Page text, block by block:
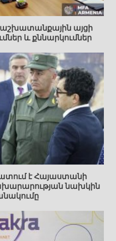
այցի
և քննարկումներ
է Հայաստանի
նախկին